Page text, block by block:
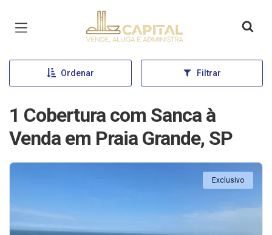
Página inicial
Ordenar Filtrar
1 Cobertura com Sanca à
Venda em Praia Grande, SP
Exclusivo